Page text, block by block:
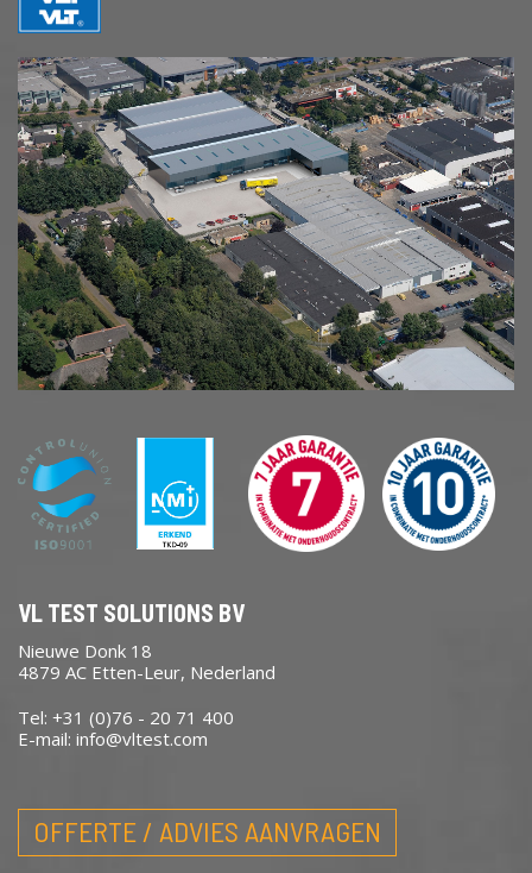
VL TEST SOLUTIONS BV
Nieuwe Donk 18
4879 AC Etten-Leur, Nederland
Tel: +31 (0)76 - 20 71 400
E-mail: info@vltest.com
OFFERTE / ADVIES AANVRAGEN